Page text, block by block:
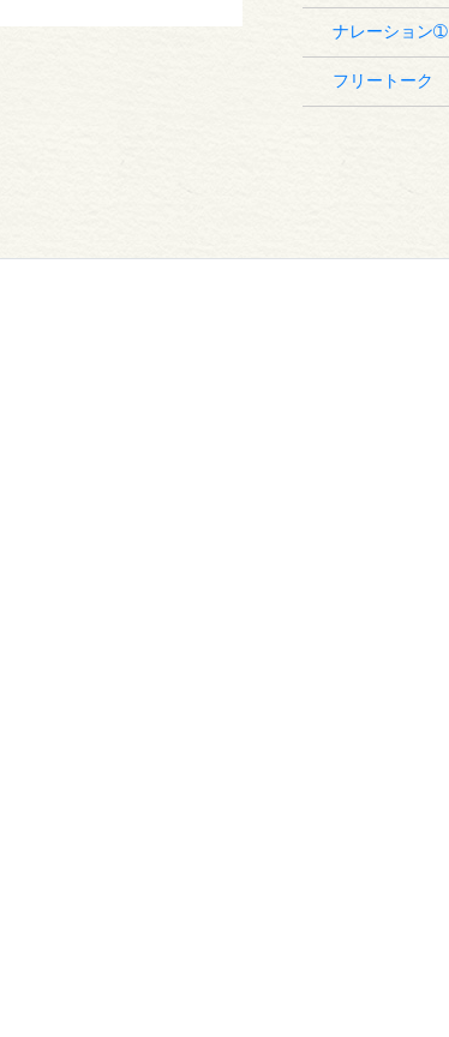
ナレーション➀
フリートーク